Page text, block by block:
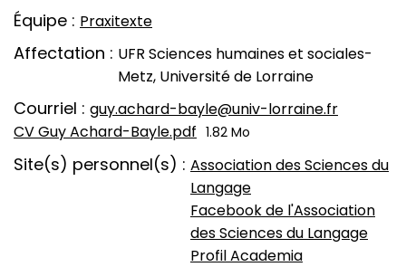
Équipe Praxitexte
Affectation
UFR Sciences humaines et sociales-
Metz, Université de Lorraine
Courriel guy.achard-bayle@univ-lorraine.fr
CV
CV Guy Achard-Bayle.pdf 1.82 Mo
Site(s) personnel(s)
Association des Sciences du
Langage
Facebook de l'Association
des Sciences du Langage
Profil Academia